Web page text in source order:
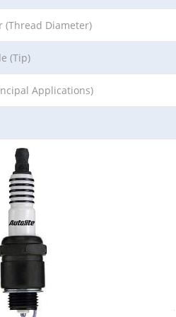
(Thread Diameter)
(Tip)
Applications)